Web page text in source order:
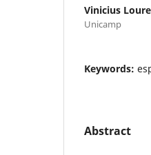
Vinicius
Unicamp
Keywords:
Abstract